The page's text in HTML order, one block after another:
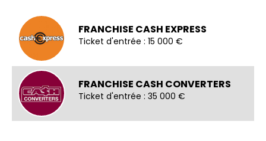
FRANCHISE CASH EXPRESS
Ticket d'entrée : 15 000 €
FRANCHISE CASH CONVERTERS
Ticket d'entrée : 35 000 €